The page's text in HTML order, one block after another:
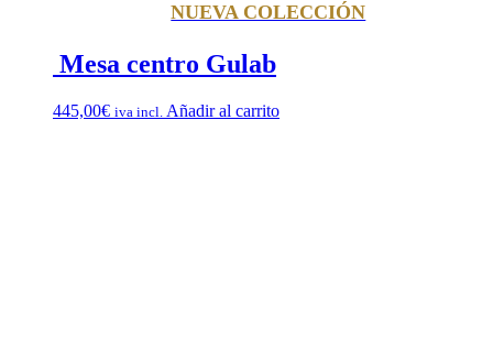
NUEVA COLECCIÓN
Mesa centro Gulab
445,00€ iva incl. Añadir al carrito